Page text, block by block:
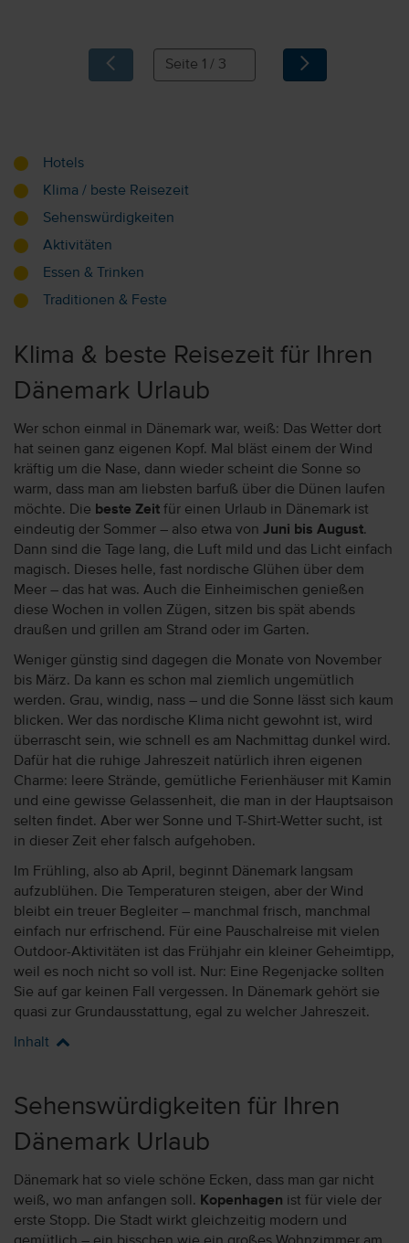
Hotels
Klima / beste Reisezeit
Sehenswürdigkeiten
Aktivitäten
Essen & Trinken
Traditionen & Feste
Klima & beste Reisezeit für Ihren
Dänemark Urlaub
Wer schon einmal in Dänemark war, weiß: Das Wetter dort
hat seinen ganz eigenen Kopf. Mal bläst einem der Wind
kräftig um die Nase, dann wieder scheint die Sonne so
warm, dass man am liebsten barfuß über die Dünen laufen
möchte. Die beste Zeit für einen Urlaub in Dänemark ist
eindeutig der Sommer – also etwa von Juni bis August.
Dann sind die Tage lang, die Luft mild und das Licht einfach
magisch. Dieses helle, fast nordische Glühen über dem
Meer – das hat was. Auch die Einheimischen genießen
diese Wochen in vollen Zügen, sitzen bis spät abends
draußen und grillen am Strand oder im Garten.
Weniger günstig sind dagegen die Monate von November
bis März. Da kann es schon mal ziemlich ungemütlich
werden. Grau, windig, nass – und die Sonne lässt sich kaum
blicken. Wer das nordische Klima nicht gewohnt ist, wird
überrascht sein, wie schnell es am Nachmittag dunkel wird.
Dafür hat die ruhige Jahreszeit natürlich ihren eigenen
Charme: leere Strände, gemütliche Ferienhäuser mit Kamin
und eine gewisse Gelassenheit, die man in der Hauptsaison
selten findet. Aber wer Sonne und T-Shirt-Wetter sucht, ist
in dieser Zeit eher falsch aufgehoben.
Im Frühling, also ab April, beginnt Dänemark langsam
aufzublühen. Die Temperaturen steigen, aber der Wind
bleibt ein treuer Begleiter – manchmal frisch, manchmal
einfach nur erfrischend. Für eine Pauschalreise mit vielen
Outdoor-Aktivitäten ist das Frühjahr ein kleiner Geheimtipp,
weil es noch nicht so voll ist. Nur: Eine Regenjacke sollten
Sie auf gar keinen Fall vergessen. In Dänemark gehört sie
quasi zur Grundausstattung, egal zu welcher Jahreszeit.
Inhalt
Sehenswürdigkeiten für Ihren
Dänemark Urlaub
Dänemark hat so viele schöne Ecken, dass man gar nicht
weiß, wo man anfangen soll. Kopenhagen ist für viele der
erste Stopp. Die Stadt wirkt gleichzeitig modern und